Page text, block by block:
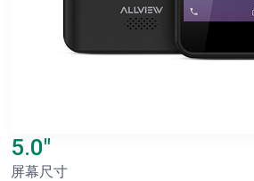
5.0"
屏幕尺寸